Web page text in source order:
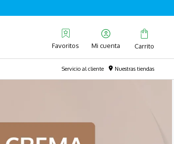
Favoritos
Servicio al cliente Nuestras tiendas